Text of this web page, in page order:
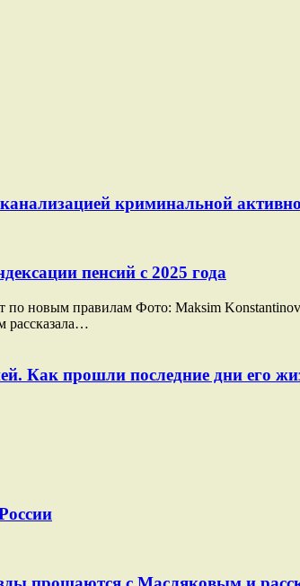
криминальной
пенсий с 2025 года
новым правилам Фото: Maksim Konstantinov
рассказала…
Как прошли последние дни его